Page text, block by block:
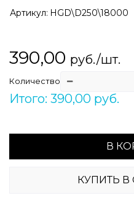
Артикул: HGD\D250\18000
390,00 руб./шт.
Количество
Итого: 390,00 руб.
В
КУПИТЬ